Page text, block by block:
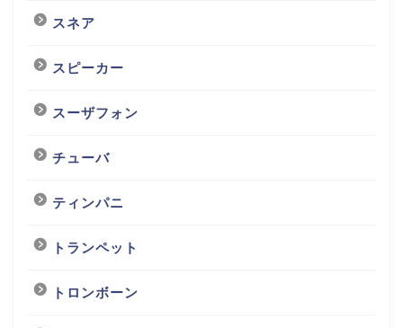
スネア
スピーカー
スーザフォン
チューバ
ティンパニ
トランペット
トロンボーン